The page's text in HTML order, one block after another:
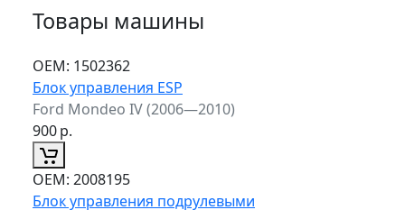
Товары машины
ОЕМ: 1502362
Блок управления ESP
Ford Mondeo IV (2006—2010)
900р.
ОЕМ: 2008195
Блок управления подрулевыми